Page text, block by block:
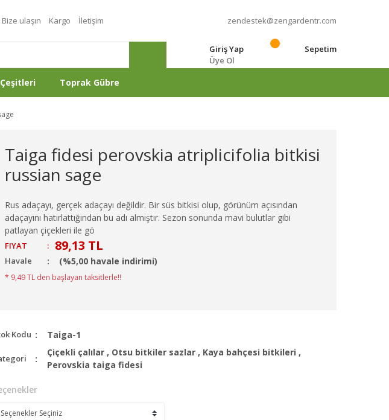
Bize ulaşın Kargo İletişim zendestek@zengardentr.com
Giriş Yap
Üye Ol
Sepetim
Toprak Gübre
Taiga fidesi perovskia atriplicifolia bitkisi
russian sage
Rus adaçayı, gerçek adaçayı değildir. Bir süs bitkisi olup, görünüm açısından
adaçayını hatırlattığından bu adı almıştır. Sezon sonunda mavi bulutlar gibi
patlayan çiçekleri ile gö
FIYAT : 89,13 TL
Havale (%5,00 havale indirimi)
* 9,49 TL den başlayan taksitlerle!!
Kodu Taiga-1
Çiçekli çalılar , Otsu bitkiler sazlar , Kaya bahçesi bitkileri ,
Perovskia taiga fidesi